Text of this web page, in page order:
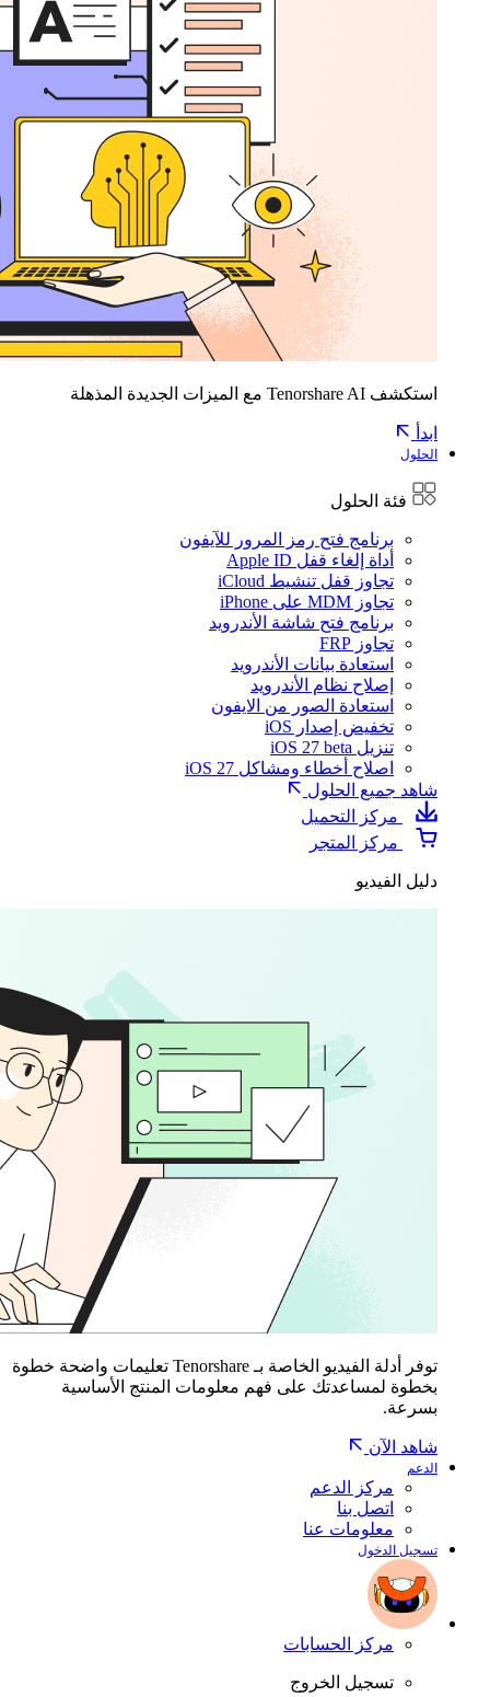
استكشف Tenorshare AI مع الميزات الجديدة المذهلة
ابدأ
الحلول
فئة الحلول
برنامج فتح رمز المرور للآيفون
أداة إلغاء قفل Apple ID
تجاوز قفل تنشيط iCloud
تجاوز MDM على iPhone
برنامج فتح شاشة الأندرويد
تجاوز FRP
استعادة بيانات الأندرويد
إصلاح نظام الأندرويد
استعادة الصور من الايفون
تخفيض إصدار iOS
تنزيل iOS 27 beta
اصلاح أخطاء ومشاكل iOS 27
شاهد جميع الحلول
مركز التحميل
مركز المتجر
دليل الفيديو
توفر أدلة الفيديو الخاصة بـ Tenorshare تعليمات واضحة خطوة
بخطوة لمساعدتك على فهم معلومات المنتج الأساسية
بسرعة.
شاهد الآن
الدعم
مركز الدعم
اتصل بنا
معلومات عنا
تسجيل الدخول
مركز الحسابات
تسجيل الخروج